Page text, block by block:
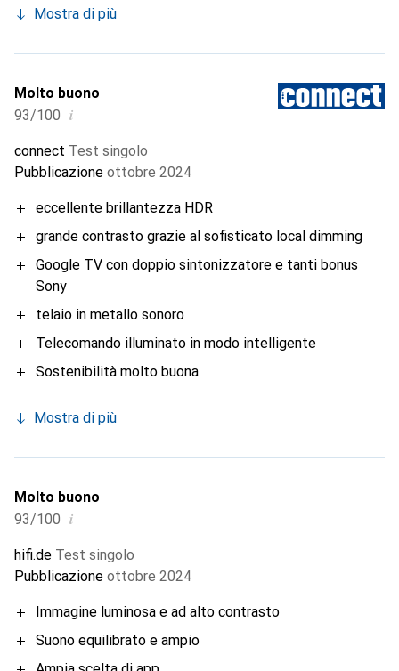
Mostra di più
Molto buono
93/100 i
connect Test singolo
Pubblicazione ottobre 2024
eccellente brillantezza HDR
grande contrasto grazie al sofisticato local dimming
Google TV con doppio sintonizzatore e tanti bonus
Sony
telaio in metallo sonoro
Telecomando illuminato in modo intelligente
Sostenibilità molto buona
Mostra di più
Molto buono
93/100 i
hifi.de Test singolo
Pubblicazione ottobre 2024
Immagine luminosa e ad alto contrasto
Suono equilibrato e ampio